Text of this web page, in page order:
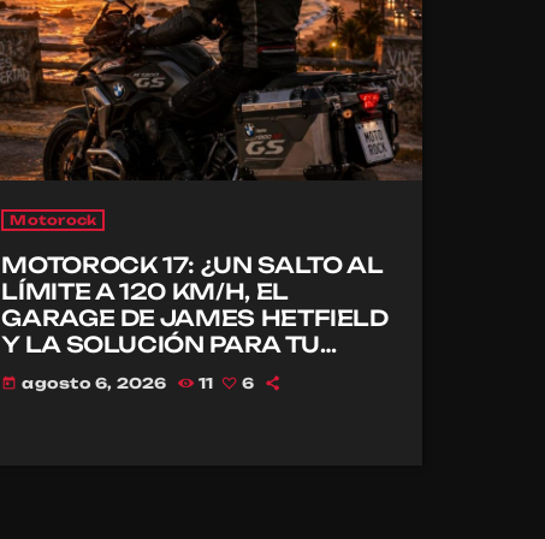
Motorock
MOTOROCK 17: ¿UN SALTO AL
LÍMITE A 120 KM/H, EL
GARAGE DE JAMES HETFIELD
Y LA SOLUCIÓN PARA TU
CASCO?
today agosto 6, 2026 11 6